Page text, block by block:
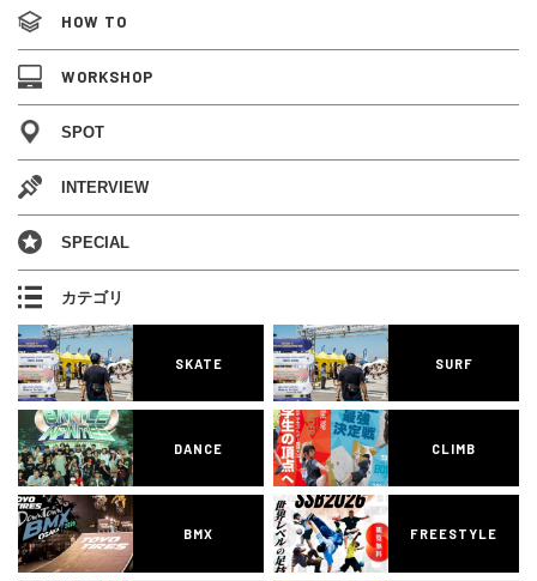
HOW TO
WORKSHOP
SPOT
INTERVIEW
SPECIAL
カテゴリ
SKATE SURF
DANCE CLIMB
BMX FREESTYLE